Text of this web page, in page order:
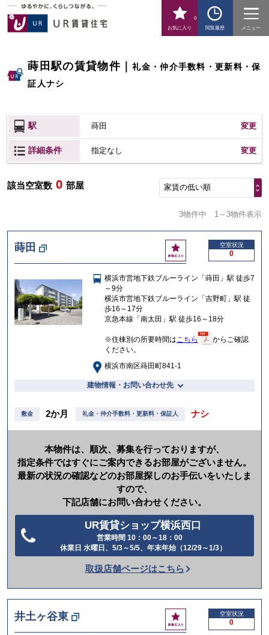
お気に入り
0
閲覧履歴
メニュー
蒔田駅の賃貸物件｜礼金・仲介手数料・更新料・保
証人ナシ
駅 蒔田 変更
詳細条件 指定なし 変更
該当空室数 0 部屋 家賃の低い順
3物件中 1～3物件表示
蒔田
お
気
入
空室状況
0
横浜市営地下鉄ブルーライン「蒔田」駅 徒歩7
～9分
横浜市営地下鉄ブルーライン「吉野町」駅 徒
歩16～17分
京急本線「南太田」駅 徒歩16～18分
※住棟別の所要時間はこちら
からご確認
ください。
横浜市南区蒔田町841-1
建物情報・お問い合わせ先
敷金 2か月 礼金・仲介手数料・更新料・保証人 ナシ
本物件は、順次、募集を行っておりますが、
指定条件ではすぐにご案内できるお部屋がございません。
最新の状況の確認などのお部屋探しのお手伝いをいたしま
すので、
下記店舗にお問い合わせください。
UR賃貸ショップ横浜西口
営業時間 10：00～18：00
休業日 水曜日、5/3～5/5、年末年始（12/29～1/3）
話
か
け
る
取扱店舗ページはこちら
井土ヶ谷東
お
気
空室状況
0